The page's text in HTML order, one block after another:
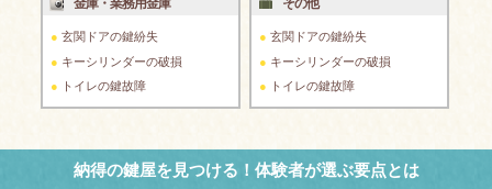
玄関ドアの鍵紛失
キーシリンダーの破損
トイレの鍵故障
玄関ドアの鍵紛失
キーシリンダーの破損
トイレの鍵故障
納得の鍵屋を見つける！体験者が選ぶ要点とは